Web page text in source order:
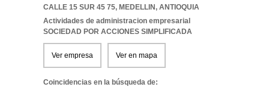
CALLE 15 SUR 45 75, MEDELLIN, ANTIOQUIA
Actividades de administracion empresarial
SOCIEDAD POR ACCIONES SIMPLIFICADA
Ver empresa Ver en mapa
Coincidencias en la búsqueda de: